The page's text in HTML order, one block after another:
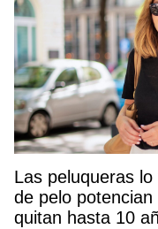
Las peluqueras
de pelo
quitan hasta 10